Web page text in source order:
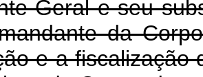
Geral e seu
da
e a fiscalização